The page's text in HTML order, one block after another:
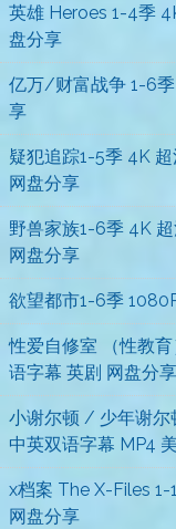
英雄 Heroes 1-4季
盘分享
亿万/财富战争 1-6
享
疑犯追踪1-5季 4K
网盘分享
野兽家族1-6季 4K
网盘分享
欲望都市1-6季
性爱自修室 （性教
语字幕 英剧 网盘分享
小谢尔顿 / 少年谢尔
中英双语字幕 MP4
x档案 The X-Files 1-
网盘分享